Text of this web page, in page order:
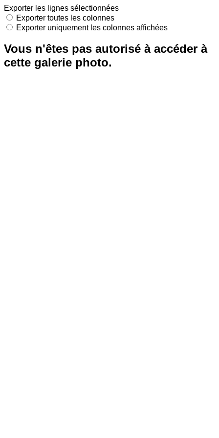
Exporter les lignes sélectionnées
Exporter toutes les colonnes
Exporter uniquement les colonnes affichées
Vous n'êtes pas autorisé à accéder à
cette galerie photo.